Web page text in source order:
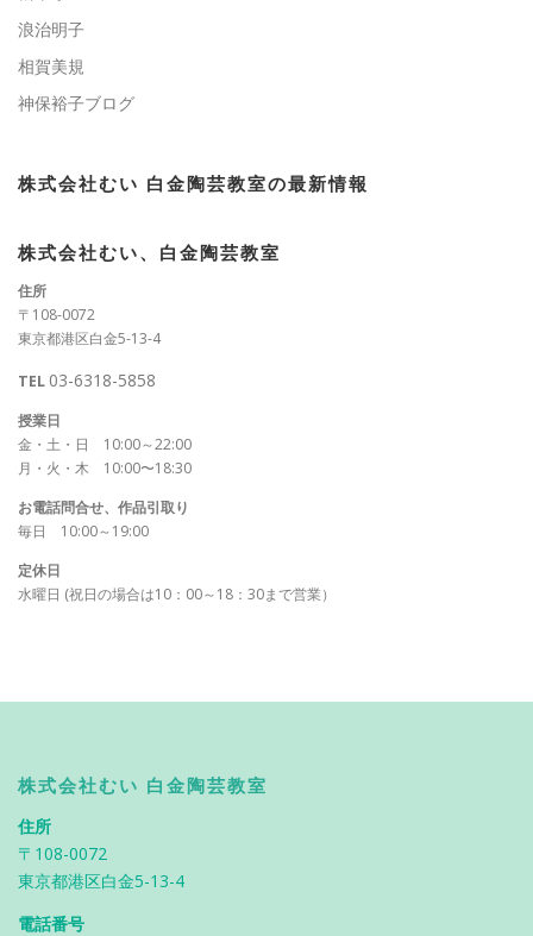
浪治明子
相賀美規
神保裕子ブログ
株式会社むい 白金陶芸教室の最新情報
株式会社むい、白金陶芸教室
住所
〒108-0072
東京都港区白金5-13-4
TEL 03-6318-5858
授業日
金・土・日 10:00～22:00
月・火・木 10:00〜18:30
お電話問合せ、作品引取り
毎日 10:00～19:00
定休日
水曜日 (祝日の場合は10：00～18：30まで営業）
株式会社むい 白金陶芸教室
住所
〒108-0072
東京都港区白金5-13-4
電話番号